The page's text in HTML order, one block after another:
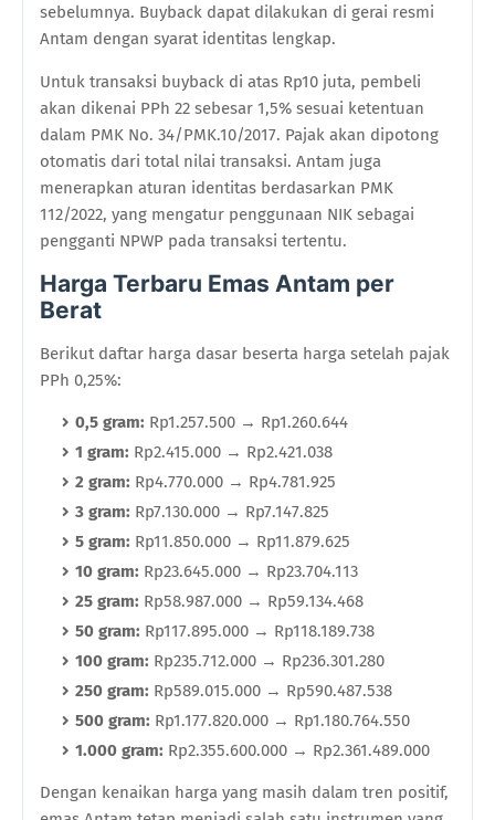
sebelumnya. Buyback dapat dilakukan di gerai resmi
Antam dengan syarat identitas lengkap.
Untuk transaksi buyback di atas Rp10 juta, pembeli
akan dikenai PPh 22 sebesar 1,5% sesuai ketentuan
dalam PMK No. 34/PMK.10/2017. Pajak akan dipotong
otomatis dari total nilai transaksi. Antam juga
menerapkan aturan identitas berdasarkan PMK
112/2022, yang mengatur penggunaan NIK sebagai
pengganti NPWP pada transaksi tertentu.
Harga Terbaru Emas Antam per
Berat
Berikut daftar harga dasar beserta harga setelah pajak
PPh 0,25%:
0,5 gram: Rp1.257.500 → Rp1.260.644
1 gram: Rp2.415.000 → Rp2.421.038
2 gram: Rp4.770.000 → Rp4.781.925
3 gram: Rp7.130.000 → Rp7.147.825
5 gram: Rp11.850.000 → Rp11.879.625
10 gram: Rp23.645.000 → Rp23.704.113
25 gram: Rp58.987.000 → Rp59.134.468
50 gram: Rp117.895.000 → Rp118.189.738
100 gram: Rp235.712.000 → Rp236.301.280
250 gram: Rp589.015.000 → Rp590.487.538
500 gram: Rp1.177.820.000 → Rp1.180.764.550
1.000 gram: Rp2.355.600.000 → Rp2.361.489.000
Dengan kenaikan harga yang masih dalam tren positif,